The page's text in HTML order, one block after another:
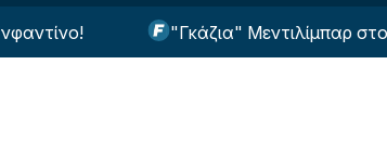
"Γκάζια" Μεντιλίμπαρ στους